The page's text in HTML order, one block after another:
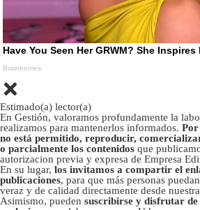
Estimado(a) lector(a)
En Gestión, valoramos profundamente la
realizamos para mantenerlos informados. Por
no está permitido, reproducir,
o parcialmente los contenidos que
autorizacion previa y expresa de Empresa
En su lugar, los invitamos a compartir el
publicaciones, para que más personas
veraz y de calidad directamente desde
Asimismo, pueden suscribirse y disfrutar de